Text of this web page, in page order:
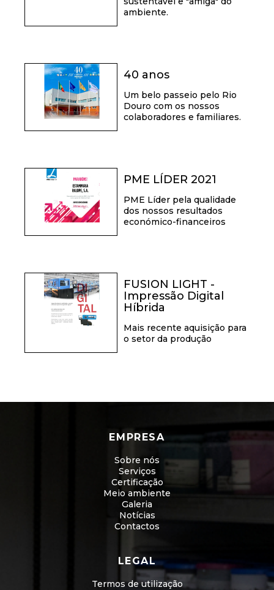
ambiente.
40 anos
Um belo passeio pelo Rio
Douro com os nossos
colaboradores e familiares.
PME LÍDER 2021
PME Líder pela qualidade
dos nossos resultados
económico-financeiros
FUSION LIGHT -
Impressão Digital
Híbrida
Mais recente aquisição para
o setor da produção
EMPRESA
Sobre nós
Serviços
Certificação
Meio ambiente
Galeria
Notícias
Contactos
LEGAL
Termos de utilização